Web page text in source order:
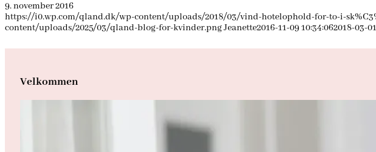
9. november 2016
https://i0.wp.com/qland.dk/wp-content/uploads/2018/03/vind-hotelophold-for-to-i-
content/uploads/2025/03/qland-blog-for-kvinder.pngJeanette2016-11-09 10:34:062018-03-
Velkommen